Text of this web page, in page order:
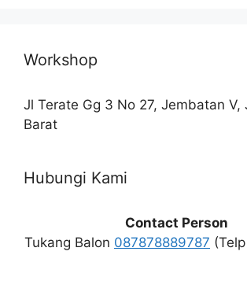
Workshop
Jl Terate Gg 3 No 27, Jembatan V,
Barat
Hubungi Kami
Contact Person
Tukang Balon 087878889787